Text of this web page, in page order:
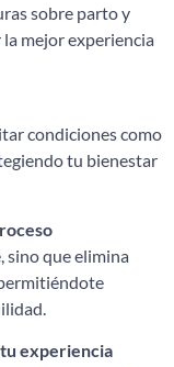
sobre parto y
mejor experiencia
condiciones como
tu bienestar
sino que elimina
experiencia